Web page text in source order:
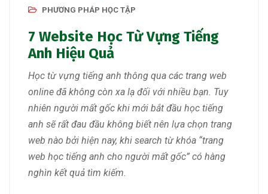
PHƯƠNG PHÁP HỌC TẬP
7 Website Học Từ Vựng Tiếng
Anh Hiệu Quả
Học từ vựng tiếng anh thông qua các trang web
online đã không còn xa lạ đối với nhiều bạn. Tuy
nhiên người mất gốc khi mới bắt đầu học tiếng
anh sẽ rất đau đầu không biết nên lựa chọn trang
web nào bởi hiện nay, khi search từ khóa “trang
web học tiếng anh cho người mất gốc” có hàng
nghìn kết quả tìm kiếm.